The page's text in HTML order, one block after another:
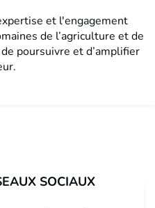
et l'engagement
de l’agriculture et de
poursuivre et d’amplifier
SOCIAUX